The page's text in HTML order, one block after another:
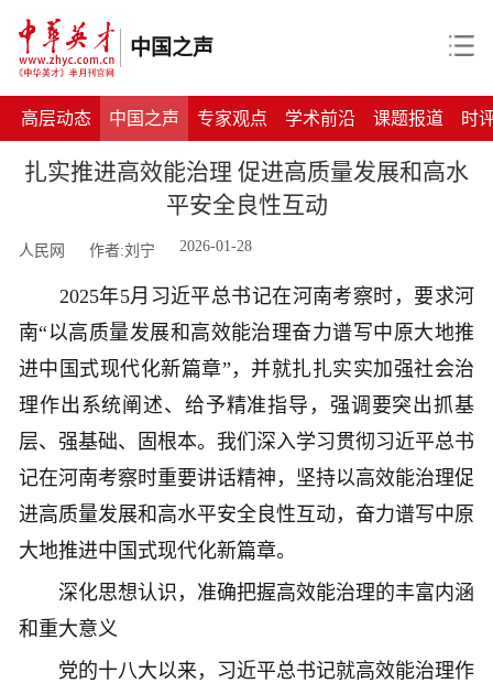
中国之声
高层动态 中国之声 专家观点 学术前沿 课题报道 时
扎实推进高效能治理 促进高质量发展和高水
平安全良性互动
人民网 作者:刘宁 2026-01-28
2025年5月习近平总书记在河南考察时，要求河
南“以高质量发展和高效能治理奋力谱写中原大地推
进中国式现代化新篇章”，并就扎扎实实加强社会治
理作出系统阐述、给予精准指导，强调要突出抓基
层、强基础、固根本。我们深入学习贯彻习近平总书
记在河南考察时重要讲话精神，坚持以高效能治理促
进高质量发展和高水平安全良性互动，奋力谱写中原
大地推进中国式现代化新篇章。
深化思想认识，准确把握高效能治理的丰富内涵
和重大意义
党的十八大以来，习近平总书记就高效能治理作